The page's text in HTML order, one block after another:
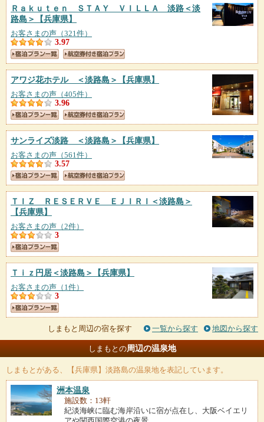
Ｒａｋｕｔｅｎ ＳＴＡＹ ＶＩＬＬＡ 淡路＜淡
路島＞
【兵庫県】
お客さまの声（321件）
3.97
アワジ花ホテル ＜淡路島＞ 【兵庫県】
お客さまの声（405件）
3.96
サンライズ淡路 ＜淡路島＞ 【兵庫県】
お客さまの声（561件）
3.57
ＴＩＺ ＲＥＳＥＲＶＥ ＥＪＩＲＩ＜淡路島＞
【兵庫県】
お客さまの声（2件）
3
Ｔｉｚ円居＜淡路島＞ 【兵庫県】
お客さまの声（1件）
3
しまもと周辺の宿を探す 一覧から探す 地図から探す
しまもとの周辺の温泉地
しまもと がある、【兵庫県】淡路島の温泉地を表記しています。
洲本温泉
施設数：13軒
紀淡海峡に臨む海岸沿いに宿が点在し、大阪ベイエリ